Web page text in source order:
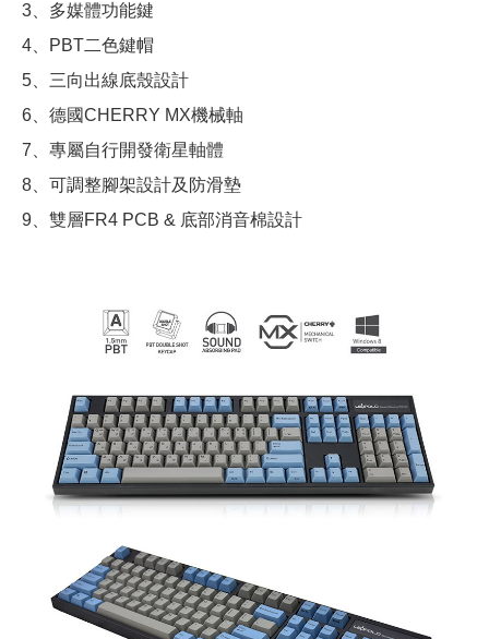
3、多媒體功能鍵
4、PBT二色鍵帽
5、三向出線底殼設計
6、德國CHERRY MX機械軸
7、專屬自行開發衛星軸體
8、可調整腳架設計及防滑墊
9、雙層FR4 PCB & 底部消音棉設計